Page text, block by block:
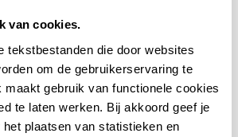
van cookies.
tekstbestanden die door websites
om de gebruikerservaring te
maakt gebruik van functionele cookies
te laten werken. Bij akkoord geef je
plaatsen van statistieken en
eenvoudig in en blijf genieten van
topconditie!
9,4